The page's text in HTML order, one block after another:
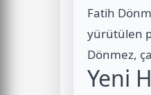
Fatih
yürütülen
Dönmez,
Yeni